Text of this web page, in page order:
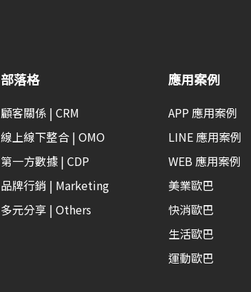
部落格
顧客關係 | CRM
線上線下整合 | OMO
第一方數據 | CDP
品牌行銷 | Marketing
多元分享 | Others
應用案例
APP 應用案例
LINE 應用案例
WEB 應用案例
美業歐巴
快消歐巴
生活歐巴
運動歐巴